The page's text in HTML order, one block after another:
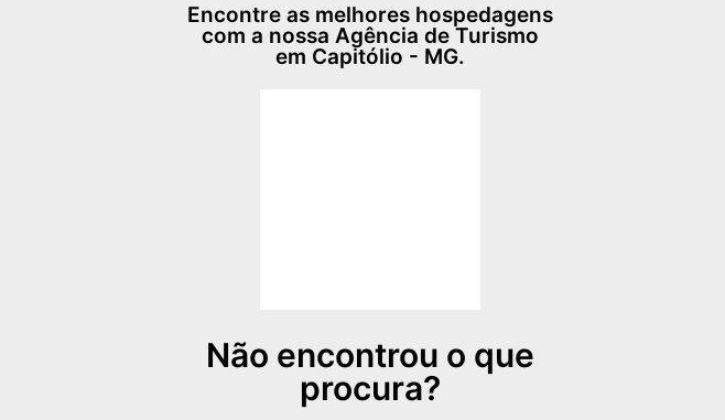
Encontre as melhores hospedagens
com a nossa Agência de Turismo
em Capitólio - MG.
Não encontrou o que
procura?